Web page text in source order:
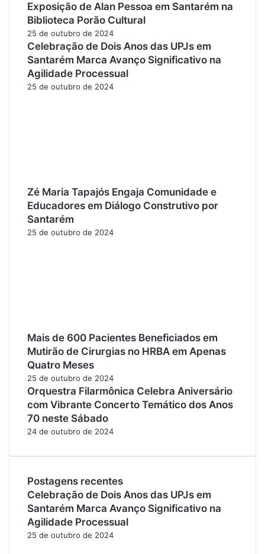
Exposição de Alan Pessoa em Santarém na
Biblioteca Porão Cultural
25 de outubro de 2024
Celebração de Dois Anos das UPJs em
Santarém Marca Avanço Significativo na
Agilidade Processual
25 de outubro de 2024
Zé Maria Tapajós Engaja Comunidade e
Educadores em Diálogo Construtivo por
Santarém
25 de outubro de 2024
Mais de 600 Pacientes Beneficiados em
Mutirão de Cirurgias no HRBA em Apenas
Quatro Meses
25 de outubro de 2024
Orquestra Filarmônica Celebra Aniversário
com Vibrante Concerto Temático dos Anos
70 neste Sábado
24 de outubro de 2024
Postagens recentes
Celebração de Dois Anos das UPJs em
Santarém Marca Avanço Significativo na
Agilidade Processual
25 de outubro de 2024